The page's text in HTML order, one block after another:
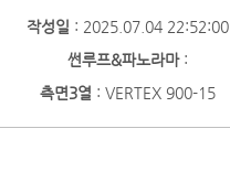
작성일 : 2025.07.04 22:52:00
썬루프&파노라마:
측면3열 : VERTEX 900-15